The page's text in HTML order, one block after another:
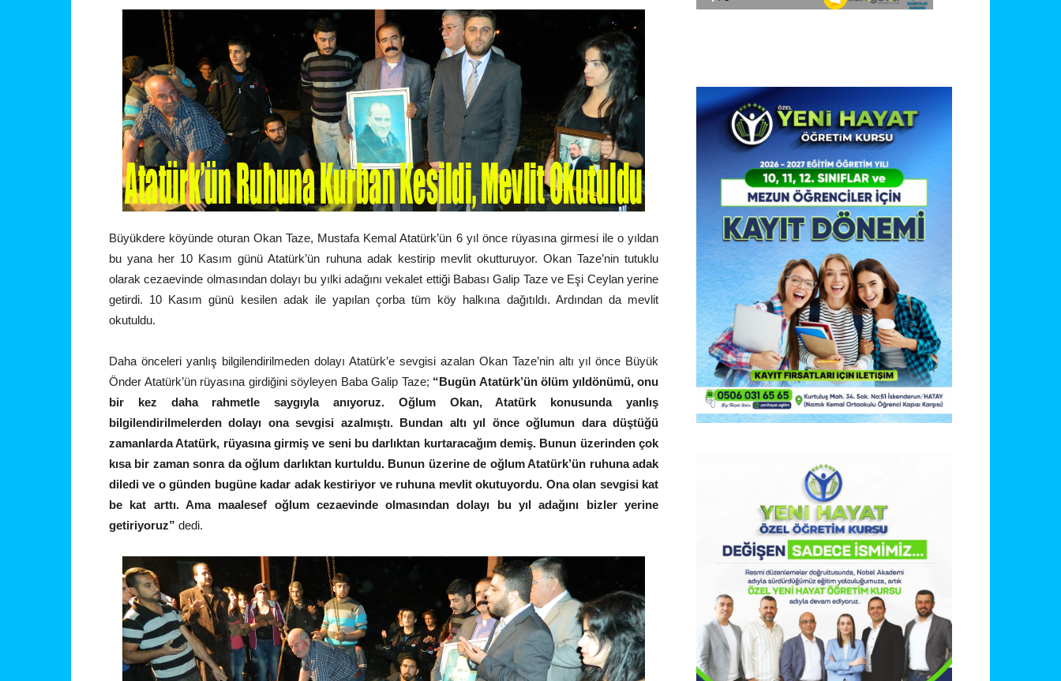
Büyükdere köyünde oturan Okan Taze, Mustafa Kemal Atatürk’ün 6 yıl önce rüyasına girmesi ile o yıldan
bu yana her 10 Kasım günü Atatürk’ün ruhuna adak kestirip mevlit okutturuyor. Okan Taze’nin tutuklu
olarak cezaevinde olmasından dolayı bu yılki adağını vekalet ettiği Babası Galip Taze ve Eşi Ceylan yerine
getirdi. 10 Kasım günü kesilen adak ile yapılan çorba tüm köy halkına dağıtıldı. Ardından da mevlit
okutuldu.
Daha önceleri yanlış bilgilendirilmeden dolayı Atatürk’e sevgisi azalan Okan Taze’nin altı yıl önce Büyük
Önder Atatürk’ün rüyasına girdiğini söyleyen Baba Galip Taze; “Bugün Atatürk’ün ölüm yıldönümü, onu
bir kez daha rahmetle saygıyla anıyoruz. Oğlum Okan, Atatürk konusunda yanlış
bilgilendirilmelerden dolayı ona sevgisi azalmıştı. Bundan altı yıl önce oğlumun dara düştüğü
zamanlarda Atatürk, rüyasına girmiş ve seni bu darlıktan kurtaracağım demiş. Bunun üzerinden çok
kısa bir zaman sonra da oğlum darlıktan kurtuldu. Bunun üzerine de oğlum Atatürk’ün ruhuna adak
diledi ve o günden bugüne kadar adak kestiriyor ve ruhuna mevlit okutuyordu. Ona olan sevgisi kat
be kat arttı. Ama maalesef oğlum cezaevinde olmasından dolayı bu yıl adağını bizler yerine
getiriyoruz” dedi.